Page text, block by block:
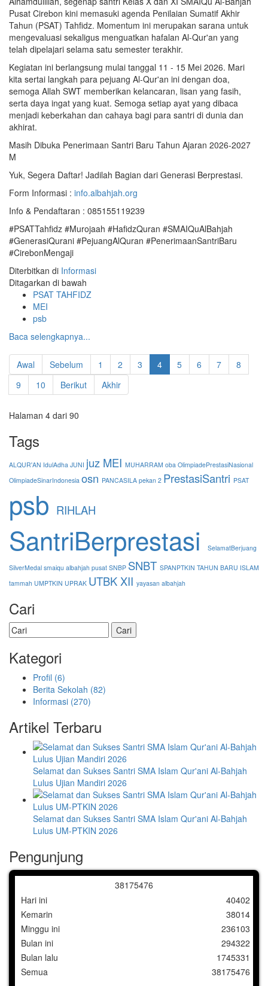
Pusat Cirebon kini memasuki agenda Penilaian Sumatif Akhir
Tahun (PSAT) Tahfidz. Momentum ini merupakan sarana untuk
mengevaluasi sekaligus menguatkan hafalan Al-Qur'an yang
telah dipelajari selama satu semester terakhir.
Kegiatan ini berlangsung mulai tanggal 11 - 15 Mei 2026. Mari
kita sertai langkah para pejuang Al-Qur'an ini dengan doa,
semoga Allah SWT memberikan kelancaran, lisan yang fasih,
serta daya ingat yang kuat. Semoga setiap ayat yang dibaca
menjadi keberkahan dan cahaya bagi para santri di dunia dan
akhirat.
Masih Dibuka Penerimaan Santri Baru Tahun Ajaran 2026-2027
M
Yuk, Segera Daftar! Jadilah Bagian dari Generasi Berprestasi.
Form Informasi : info.albahjah.org
Info & Pendaftaran : 085155119239
#PSATTahfidz #Murojaah #HafidzQuran #SMAIQuAlBahjah
#GenerasiQurani #PejuangAlQuran #PenerimaanSantriBaru
#CirebonMengaji
Diterbitkan di Informasi
Ditagarkan di bawah
PSAT TAHFIDZ
MEI
psb
Baca selengkapnya...
Awal Sebelum 1 2 3 4 5 6 7
8
9
10 Berikut Akhir
Halaman 4 dari 90
Tags
ALQUR'AN IdulAdha JUNI juz MEI MUHARRAM oba OlimpiadePrestasiNasional
OlimpiadeSinarIndonesia osn PANCASILA pekan 2 PrestasiSantri PSAT
psb RIHLAH
SantriBerprestasi SelamatBerjuang
SilverMedal smaiqu albahjah pusat SNBP SNBT SPANPTKIN TAHUN BARU ISLAM
tammah UMPTKIN UPRAK UTBKXII yayasan albahjah
Cari
Kategori
Profil (6)
Berita Sekolah (82)
Informasi (270)
Artikel Terbaru
Selamat dan Sukses Santri SMA Islam Qur'ani Al-Bahjah
Lulus Ujian Mandiri 2026
Selamat dan Sukses Santri SMA Islam Qur'ani Al-Bahjah
Lulus UM-PTKIN 2026
Pengunjung
38175476
Hari ini
Kemarin
Minggu ini
Bulan ini
Bulan lalu
Semua
40402
38014
236103
294322
1745331
38175476